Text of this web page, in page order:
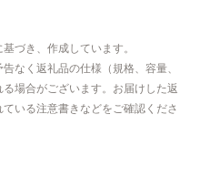
づき、作成しています。
なく返礼品の仕様（規格、容量、
場合がございます。お届けした返
いる注意書きなどをご確認くださ